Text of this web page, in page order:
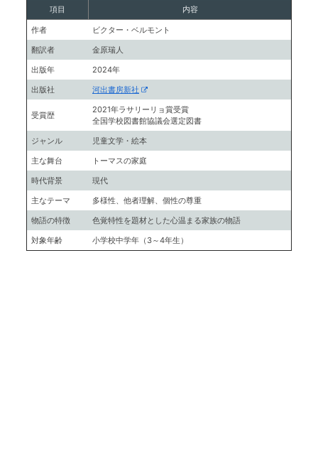
項目 内容
作者
ビクター・ベルモント
翻訳者
金原瑞人
出版年
2024年
出版社
河出書房新社
受賞歴
2021年ラサリーリョ賞受賞
全国学校図書館協議会選定図書
ジャンル
児童文学・絵本
主な舞台
トーマスの家庭
時代背景
現代
主なテーマ
多様性、他者理解、個性の尊重
物語の特徴
色覚特性を題材とした心温まる家族の物語
対象年齢
小学校中学年（3～4年生）